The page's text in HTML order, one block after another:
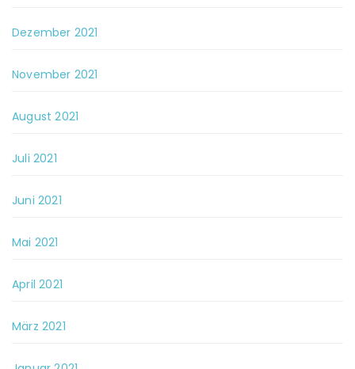
Dezember 2021
November 2021
August 2021
Juli 2021
Juni 2021
Mai 2021
April 2021
März 2021